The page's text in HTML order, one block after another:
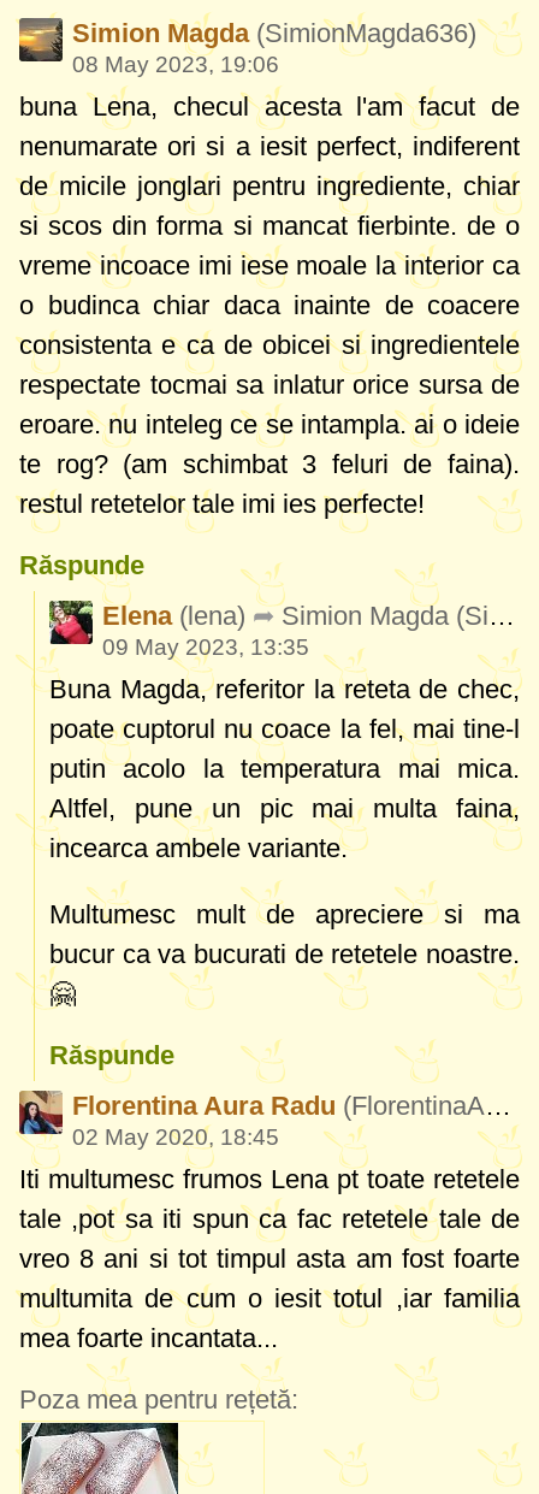
Simion Magda (SimionMagda636)
08 May 2023, 19:06
buna Lena, checul acesta l'am facut de
nenumarate ori si a iesit perfect, indiferent
de micile jonglari pentru ingrediente, chiar
si scos din forma si mancat fierbinte. de o
vreme incoace imi iese moale la interior ca
o budinca chiar daca inainte de coacere
consistenta e ca de obicei si ingredientele
respectate tocmai sa inlatur orice sursa de
eroare. nu inteleg ce se intampla. ai o ideie
te rog? (am schimbat 3 feluri de faina).
restul retetelor tale imi ies perfecte!
Răspunde
Elena (lena) Simion Magda (SimionMagda636)
09 May 2023, 13:35
Buna Magda, referitor la reteta de chec,
poate cuptorul nu coace la fel, mai tine-l
putin acolo la temperatura mai mica.
Altfel, pune un pic mai multa faina,
incearca ambele variante.
Multumesc mult de apreciere si ma
bucur ca va bucurati de retetele noastre.
🤗
Răspunde
Florentina Aura Radu (FlorentinaAuraRadu812)
02 May 2020, 18:45
Iti multumesc frumos Lena pt toate retetele
tale ,pot sa iti spun ca fac retetele tale de
vreo 8 ani si tot timpul asta am fost foarte
multumita de cum o iesit totul ,iar familia
mea foarte incantata...
Poza mea pentru rețetă: